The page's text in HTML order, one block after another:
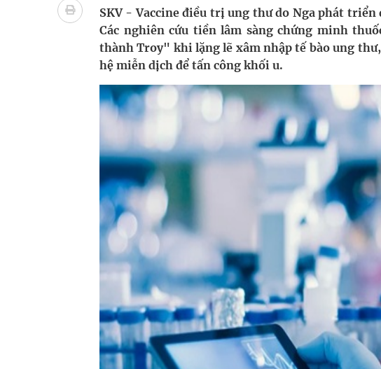
Quan Bằng Chứng Dược Lý Và Cơ Chế Phân Tử
Xây dựng bản đồ mạng lưới cấp cứu ngoại viện toàn quốc
"Nền kinh tế bạc" có thể trở thành động lực tăng trưởng mới
Đắk Lắk: Đẩy nhanh tiến độ khám sức khỏe định kỳ, khám sàng
Tổng hợp những cách trị thâm body nách, bẹn, mông cực hiệu
SKV - Vaccine điều trị ung thư do Nga phát triển
Các nghiên cứu tiền lâm sàng chứng minh
thành Troy" khi lặng lẽ xâm nhập tế bào ung
hệ miễn dịch để tấn công khối u.